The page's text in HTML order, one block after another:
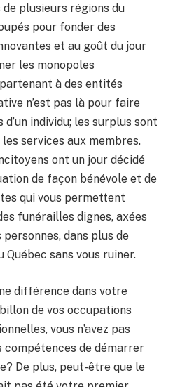
plusieurs régions du
pour fonder des
et au goût du jour
les monopoles
à des entités
n’est pas là pour faire
individu; les surplus sont
services aux membres.
ont un jour décidé
de façon bénévole et de
qui vous permettent
funérailles dignes, axées
dans plus de
Québec sans vous ruiner.
différence dans votre
de vos occupations
vous n’avez pas
compétences de démarrer
De plus, peut-être que le